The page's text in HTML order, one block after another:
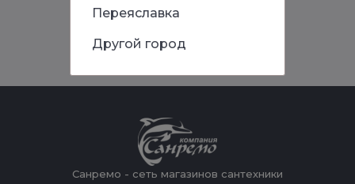
Санремо - сеть магазинов сантехники
Переяславка
Другой город